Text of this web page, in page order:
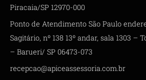
Piracaia/SP 12970-000
Ponto de Atendimento São Paulo
Sagitário, nº 138 13º andar, sala 1303 –
– Barueri/ SP 06473-073
recepcao@apiceassessoria.com.br